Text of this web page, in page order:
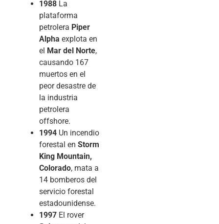
1988 La
plataforma
petrolera Piper
Alpha explota en
el Mar del Norte,
causando 167
muertos en el
peor desastre de
la industria
petrolera
offshore.
1994 Un incendio
forestal en Storm
King Mountain,
Colorado, mata a
14 bomberos del
servicio forestal
estadounidense.
1997 El rover